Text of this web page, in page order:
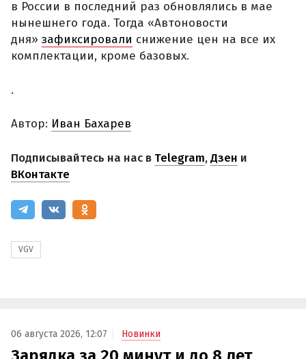
в России в последний раз обновлялись в мае
нынешнего года. Тогда «Автоновости
дня» зафиксировали снижение цен на все их
комплектации, кроме базовых.
.
Автор: Иван Бахарев
Подписывайтесь на нас в Telegram,Дзен и
ВКонтакте
VGV
06 августа 2026, 12:07 Новинки